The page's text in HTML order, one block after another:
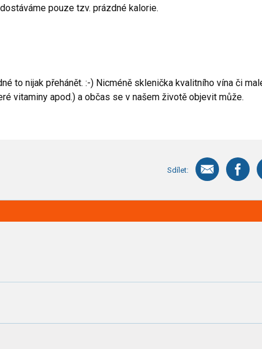
pouze tzv. prázdné kalorie.
to nijak přehánět. :-) Nicméně sklenička kvalitního vína či
vitaminy apod.) a občas se v našem životě objevit může.
Sdílet: